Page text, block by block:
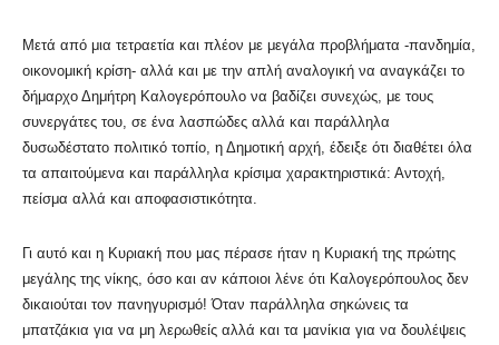
Μετά από μια τετραετία και πλέον με μεγάλα προβλήματα -πανδημία,
οικονομική κρίση- αλλά και με την απλή αναλογική να αναγκάζει το
δήμαρχο Δημήτρη Καλογερόπουλο να βαδίζει συνεχώς, με τους
συνεργάτες του, σε ένα λασπώδες αλλά και παράλληλα
δυσωδέστατο πολιτικό τοπίο, η Δημοτική αρχή, έδειξε ότι διαθέτει όλα
τα απαιτούμενα και παράλληλα κρίσιμα χαρακτηριστικά: Αντοχή,
πείσμα αλλά και αποφασιστικότητα.
Γι αυτό και η Κυριακή που μας πέρασε ήταν η Κυριακή της πρώτης
μεγάλης της νίκης, όσο και αν κάποιοι λένε ότι Καλογερόπουλος δεν
δικαιούται τον πανηγυρισμό! Όταν παράλληλα σηκώνεις τα
μπατζάκια για να μη λερωθείς αλλά και τα μανίκια για να δουλέψεις